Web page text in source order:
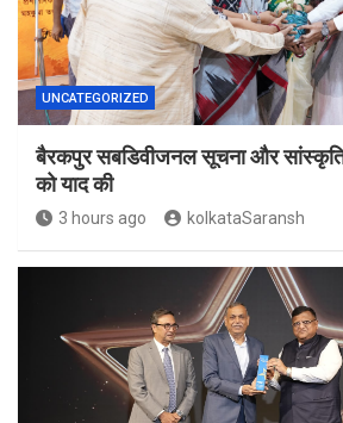
UNCATEGORIZED
बैरकपुर सबडिवीजनल सूचना और
को याद की
3 hours ago kolkataSaransh